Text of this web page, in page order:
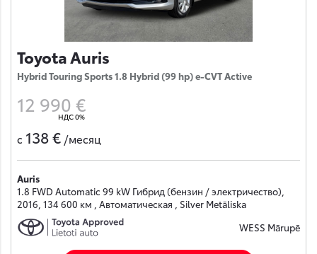
Toyota Auris
Hybrid Touring Sports 1.8 Hybrid (99 hp) e-CVT Active
12 990 €
НДС 0%
с 138 € /месяц
Auris
1.8 FWD Automatic 99 kW Гибрид (бензин / электричество),
2016, 134 600 км , Автоматическая , Silver Metāliska
WESS Mārupē